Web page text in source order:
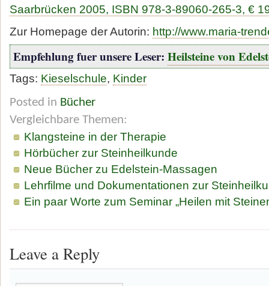
Saarbrücken 2005, ISBN 978-3-89060-265-3, €
Zur Homepage der Autorin: http://www.maria-
Empfehlung fuer unsere Leser: Heilsteine von
Tags: Kieselschule, Kinder
Posted in Bücher
Vergleichbare Themen:
Klangsteine in der Therapie
Hörbücher zur Steinheilkunde
Neue Bücher zu Edelstein-Massagen
Lehrfilme und Dokumentationen zur
Ein paar Worte zum Seminar „Heilen mit
Leave a Reply